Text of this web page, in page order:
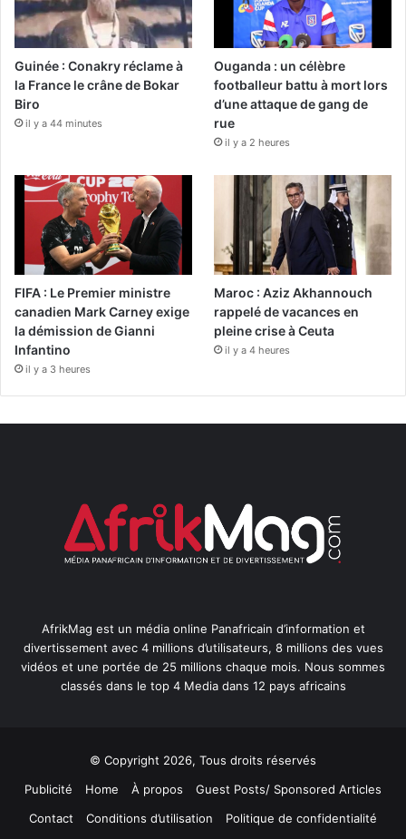
Guinée : Conakry réclame à
la France le crâne de Bokar
Biro
il y a 44 minutes
Ouganda : un célèbre
footballeur battu à mort lors
d’une attaque de gang de
rue
il y a 2 heures
FIFA : Le Premier ministre
canadien Mark Carney exige
la démission de Gianni
Infantino
il y a 3 heures
Maroc : Aziz Akhannouch
rappelé de vacances en
pleine crise à Ceuta
il y a 4 heures
AfrikMag est un média online Panafricain d’information et
divertissement avec 4 millions d’utilisateurs, 8 millions des vues
vidéos et une portée de 25 millions chaque mois. Nous sommes
classés dans le top 4 Media dans 12 pays africains
© Copyright 2026, Tous droits réservés
Publicité
Home À propos
Guest Posts/ Sponsored Articles
Contact
Conditions d’utilisation Politique de confidentialité